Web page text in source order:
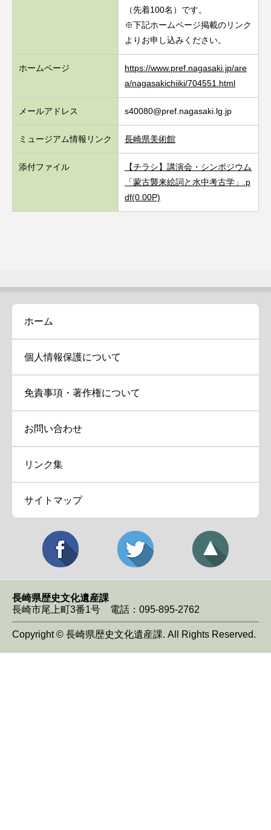
（先着100名）です。
※下記ホームページ掲載のリンク
よりお申し込みください。
ホームページ
https://www.pref.nagasaki.jp/are
a/nagasakichiiki/704551.html
メールアドレス s40080@pref.nagasaki.lg.jp
ミュージアム情報リンク 長崎県美術館
添付ファイル
【チラシ】講演会・シンポジウム
「蒙古襲来絵詞と水中考古学」.p
df(0.00P)
ホーム
個人情報保護について
免責事項・著作権について
お問い合わせ
リンク集
サイトマップ
長崎県歴史文化遺産課
長崎市尾上町3番1号 電話：095-895-2762
Copyright © 長崎県歴史文化遺産課. All Rights Reserved.